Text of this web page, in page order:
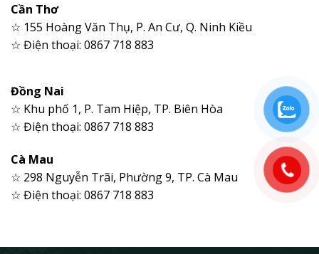
Cần Thơ
☆ 155 Hoàng Văn Thụ, P. An Cư, Q. Ninh Kiều
☆ Điện thoại: 0867 718 883
Đồng Nai
☆ Khu phố 1, P. Tam Hiệp, TP. Biên Hòa
☆ Điện thoại: 0867 718 883
Cà Mau
☆ 298 Nguyễn Trãi, Phường 9, TP. Cà Mau
☆ Điện thoại: 0867 718 883